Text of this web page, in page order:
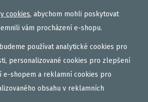
MONTÁŽE
DÁRKOVÁ KAZETA
cookies, abychom mohli poskytovat
vám procházení e-shopu.
používat analytické cookies pro
personalizované cookies pro zlepšení
e-shopem a reklamní cookies pro
obsahu v reklamních